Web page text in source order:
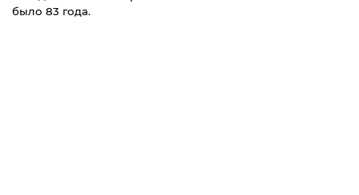
было 83 года.